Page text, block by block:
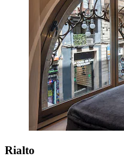
Rialto